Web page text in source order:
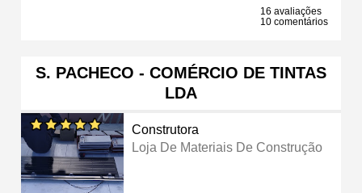
16 avaliações
10 comentários
S. PACHECO - COMÉRCIO DE TINTAS
LDA
Construtora
Loja De Materiais De Construção